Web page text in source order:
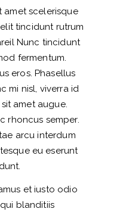
amet scelerisque
tincidunt rutrum
Nunc tincidunt
fermentum.
eros. Phasellus
mi nisl, viverra id
amet augue.
rhoncus semper.
arcu interdum
eu eserunt
et iusto odio
blanditiis